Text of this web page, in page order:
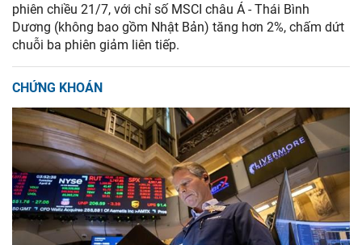
phiên chiều 21/7, với chỉ số MSCI châu Á - Thái Bình
Dương (không bao gồm Nhật Bản) tăng hơn 2%, chấm dứt
chuỗi ba phiên giảm liên tiếp.
CHỨNG KHOÁN